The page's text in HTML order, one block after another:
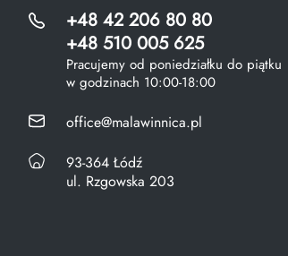
+48 42 206 80 80
+48 510 005 625
Pracujemy od poniedziałku do piątku
w godzinach 10:00-18:00
office@malawinnica.pl
93-364 Łódź
ul. Rzgowska 203